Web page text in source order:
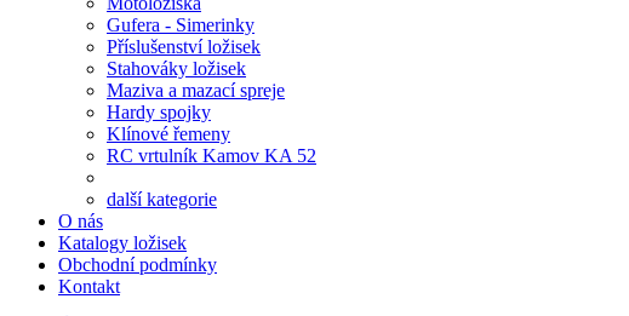
Gufera - Simerinky
Příslušenství ložisek
Stahováky ložisek
Maziva a mazací spreje
Hardy spojky
Klínové řemeny
RC vrtulník Kamov KA 52
další kategorie
O nás
Katalogy ložisek
Obchodní podmínky
Kontakt